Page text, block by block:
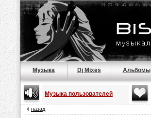
Музыка Dj Mixes Альбомы
Музыка пользователей
назад